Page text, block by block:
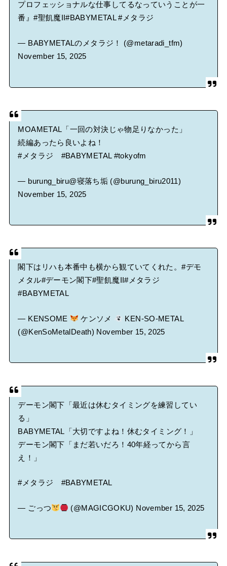
プロフェッショナルな仕事してるなっていうことが一
番』#聖飢魔II#BABYMETAL #メタラジ
— BABYMETALのメタラジ！ (@metaradi_tfm)
November 15, 2025
MOAMETAL「一回の対決じゃ物足りなかった」
続編あったら良いよね！
#メタラジ
#BABYMETAL #tokyofm
— burung_biru@寝落ち垢 (@burung_biru2011)
November 15, 2025
閣下はリハも本番中も横から観ていてくれた。#デモ
メタル#デーモン閣下#聖飢魔II#メタラジ
#BABYMETAL
— KENSOME ケンソメ
KEN-SO-METAL
(@KenSoMetalDeath) November 15, 2025
デーモン閣下「最近は休むタイミングを練習してい
る」
BABYMETAL「大切ですよね！休むタイミング！」
デーモン閣下「まだ若いだろ！40年経ってから言
え！」
#メタラジ #BABYMETAL
— ごっつ (@MAGICGOKU) November 15, 2025